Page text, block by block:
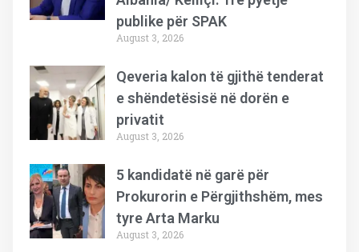
publike për SPAK
August 3, 2026
Qeveria kalon të gjithë tenderat
e shëndetësisë në dorën e
privatit
August 3, 2026
5 kandidatë në garë për
Prokurorin e Përgjithshëm, mes
tyre Arta Marku
August 3, 2026